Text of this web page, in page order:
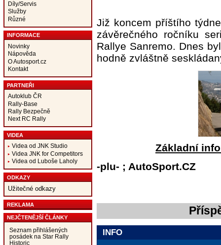
Díly/Servis
Služby
Různé
INFORMACE
Novinky
Nápověda
O Autosport.cz
Kontakt
PARTNEŘI
Autoklub ČR
Rally-Base
Rally Bezpečně
Next RC Rally
VIDEA
Videa od JNK Studio
Videa JNK for Competitors
Videa od Luboše Laholy
ODKAZY
Užitečné odkazy
REKLAMA
NEJČTENĚJŠÍ ČLÁNKY
Seznam přihlášených
posádek na Star Rally
Historic
Již koncem příštího
závěrečného ročníku
Rallye Sanremo. Dnes
hodně zvláštně
Základní
-plu- ; AutoSport.CZ
INFO